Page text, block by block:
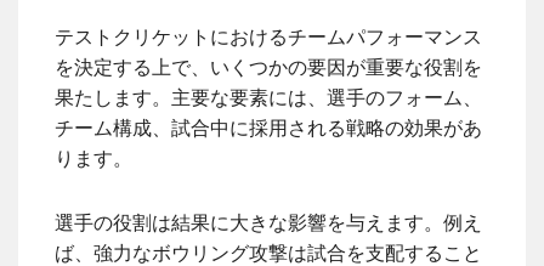
テストクリケットにおけるチームパフォーマンス
を決定する上で、いくつかの要因が重要な役割を
果たします。主要な要素には、選手のフォーム、
チーム構成、試合中に採用される戦略の効果があ
ります。
選手の役割は結果に大きな影響を与えます。例え
ば、強力なボウリング攻撃は試合を支配すること